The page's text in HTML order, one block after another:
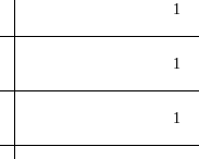
1
1
1